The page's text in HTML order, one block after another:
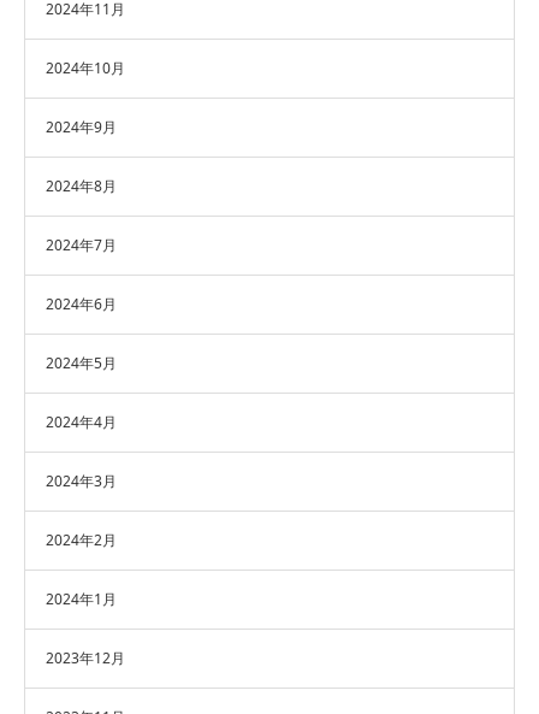
2024年11月
2024年10月
2024年9月
2024年8月
2024年7月
2024年6月
2024年5月
2024年4月
2024年3月
2024年2月
2024年1月
2023年12月